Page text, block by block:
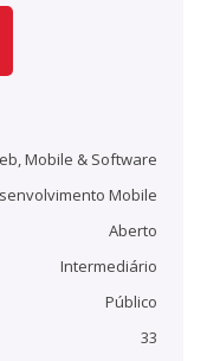
Mobile & Software
Mobile
Aberto
Intermediário
Público
33